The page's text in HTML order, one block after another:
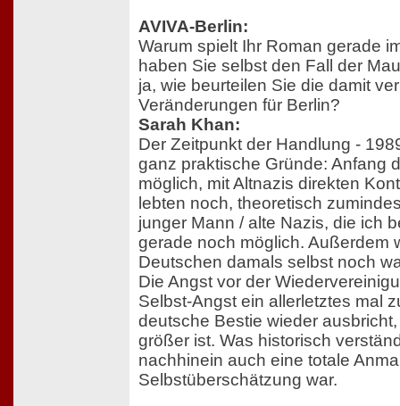
AVIVA-Berlin:
Warum spielt Ihr Roman gerade
haben Sie selbst den Fall der
ja, wie beurteilen Sie die damit
Veränderungen für Berlin?
Sarah Khan:
Der Zeitpunkt der Handlung -
ganz praktische Gründe: Anfang
möglich, mit Altnazis direkten
lebten noch, theoretisch
junger Mann / alte Nazis, die ich
gerade noch möglich. Außerdem
Deutschen damals selbst noch
Die Angst vor der
Selbst-Angst ein allerletztes mal
deutsche Bestie wieder
größer ist. Was historisch
nachhinein auch eine totale
Selbstüberschätzung war.